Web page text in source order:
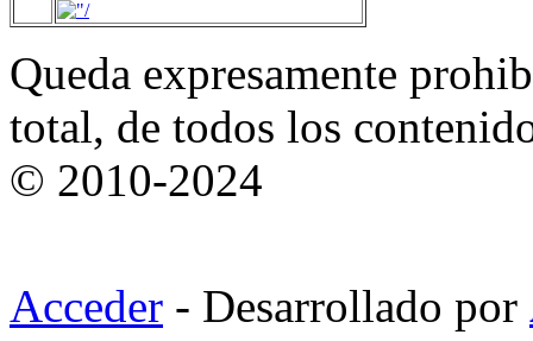
Queda expresamente
total, de todos los
© 2010-2024
Acceder - Desarrollado por